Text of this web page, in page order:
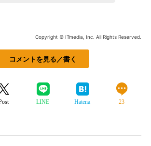
Copyright © ITmedia, Inc. All Rights Reserved.
コメントを見る／書く
LINE Hatena 23